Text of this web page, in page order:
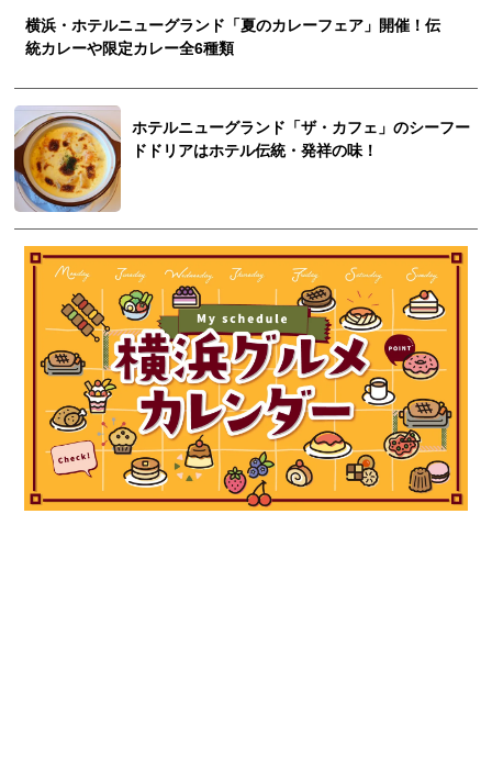
横浜・ホテルニューグランド「夏のカレーフェア」開催！伝
統カレーや限定カレー全6種類
ホテルニューグランド「ザ・カフェ」のシーフー
ドドリアはホテル伝統・発祥の味！